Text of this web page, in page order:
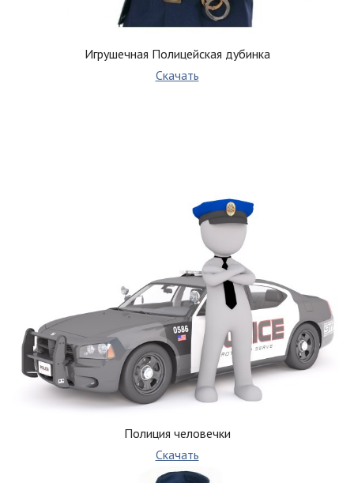
Игрушечная Полицейская дубинка
Скачать
Полиция человечки
Скачать